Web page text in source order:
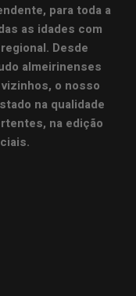
para toda a
as idades com
Desde
almeirinenses
o nosso
na qualidade
na edição